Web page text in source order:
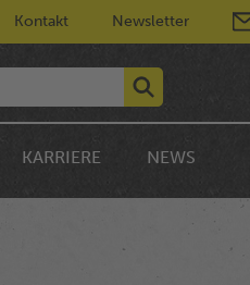
Kontakt Newsletter
KARRIERE NEWS